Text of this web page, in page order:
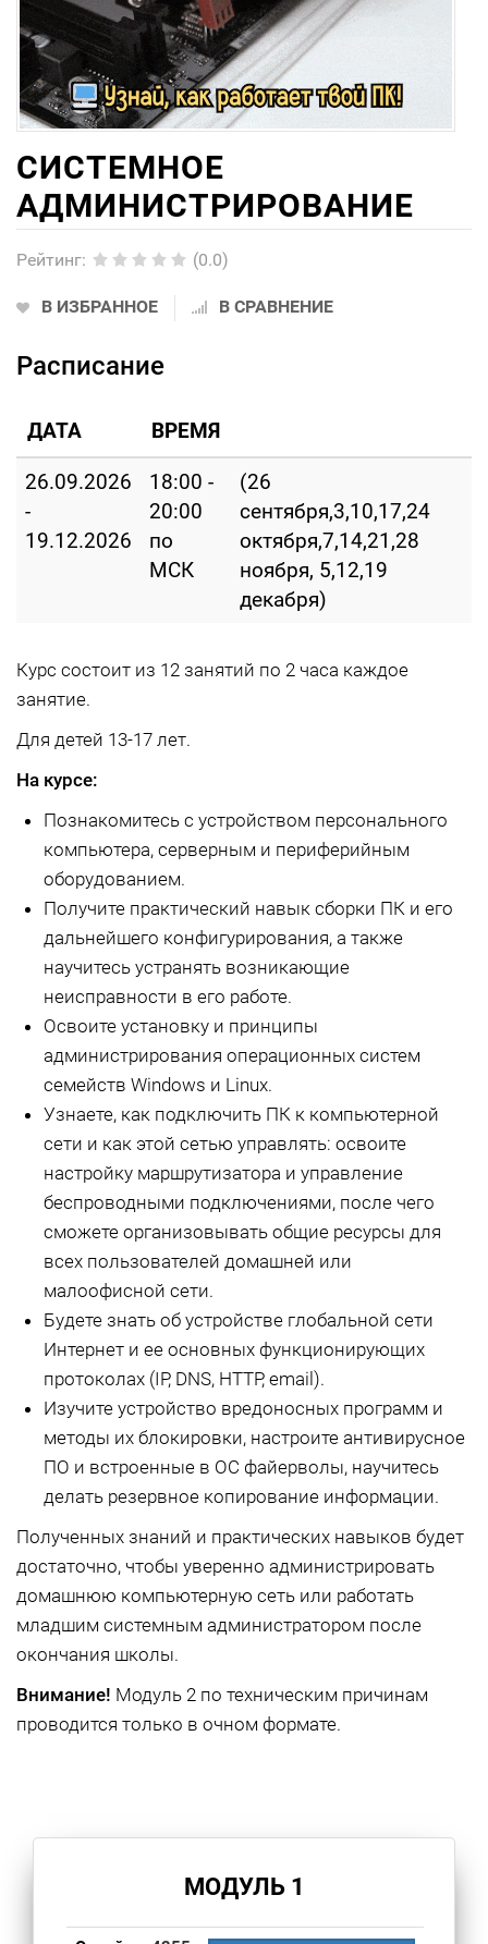
СИСТЕМНОЕ
АДМИНИСТРИРОВАНИЕ
Рейтинг: (0.0)
В ИЗБРАННОЕ В СРАВНЕНИЕ
Расписание
ДАТА ВРЕМЯ
26.09.2026
-
19.12.2026
18:00 -
20:00
по
МСК
(26
сентября,3,10,17,24
октября,7,14,21,28
ноября, 5,12,19
декабря)
Курс состоит из 12 занятий по 2 часа каждое
занятие.
Для детей 13-17 лет.
На курсе:
Познакомитесь с устройством персонального
компьютера, серверным и периферийным
оборудованием.
Получите практический навык сборки ПК и его
дальнейшего конфигурирования, а также
научитесь устранять возникающие
неисправности в его работе.
Освоите установку и принципы
администрирования операционных систем
семейств Windows и Linux.
Узнаете, как подключить ПК к компьютерной
сети и как этой сетью управлять: освоите
настройку маршрутизатора и управление
беспроводными подключениями, после чего
сможете организовывать общие ресурсы для
всех пользователей домашней или
малоофисной сети.
Будете знать об устройстве глобальной сети
Интернет и ее основных функционирующих
протоколах (IP, DNS, HTTP, email).
Изучите устройство вредоносных программ и
методы их блокировки, настроите антивирусное
ПО и встроенные в ОС файерволы, научитесь
делать резервное копирование информации.
Полученных знаний и практических навыков будет
достаточно, чтобы уверенно администрировать
домашнюю компьютерную сеть или работать
младшим системным администратором после
окончания школы.
Внимание! Модуль 2 по техническим причинам
проводится только в очном формате.
МОДУЛЬ 1